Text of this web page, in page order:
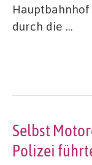
durch die …
Selbst
Polizei